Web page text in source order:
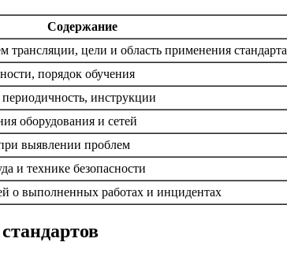
Содержание
трансляции, цели и область применения стандарта
порядок обучения
инструкции
оборудования и сетей
выявлении проблем
и технике безопасности
о выполненных работах и инцидентах